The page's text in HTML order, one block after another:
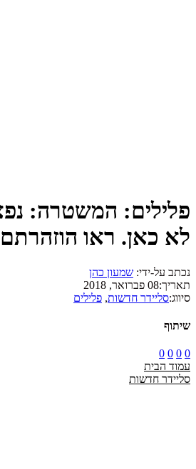
פלילים: המשטרה:
לא כאן. ראו הוזהרתם
נכתב על-ידי: שמעון כהן
תאריך:08 פברואר, 2018
סיווג:סליידר חדשות, פלילים
שיתוף
0
0
0
0
עמוד הבית
סליידר חדשות